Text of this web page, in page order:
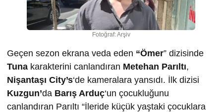
Fotoğraf: Arşiv
Geçen sezon ekrana veda eden “Ömer” dizisinde
Tuna karakterini canlandıran Metehan Parıltı,
Nişantaşı City’s‘de kameralara yansıdı. İlk dizisi
Kuzgun’da Barış Arduç‘un çocukluğunu
canlandıran Parıltı “İleride küçük yaştaki çocuklara